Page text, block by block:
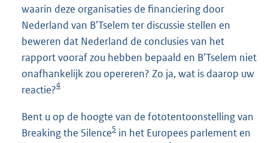
waarin deze organisaties de financiering door
Nederland van B’Tselem ter discussie stellen en
beweren dat Nederland de conclusies van het
rapport vooraf zou hebben bepaald en B’Tselem niet
onafhankelijk zou opereren? Zo ja, wat is daarop uw
reactie?4
Bent u op de hoogte van de fototentoonstelling van
Breaking the Silence5 in het Europees parlement en